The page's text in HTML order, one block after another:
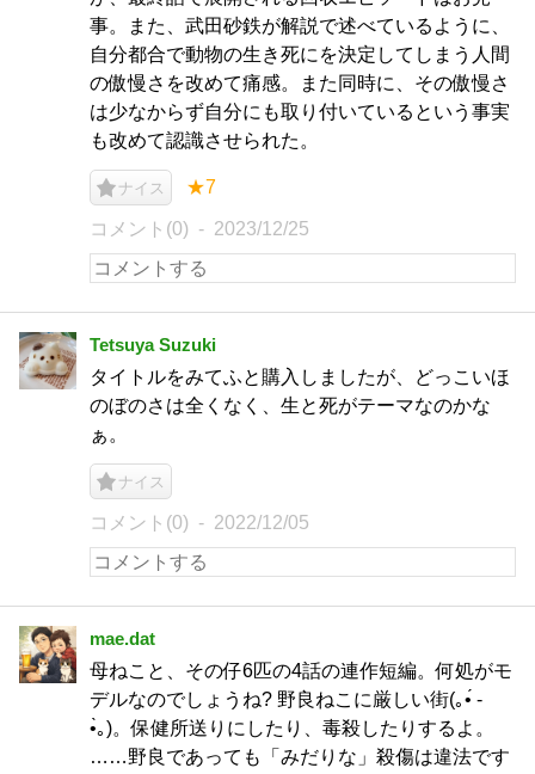
事。また、武田砂鉄が解説で述べているように、
自分都合で動物の生き死にを決定してしまう人間
の傲慢さを改めて痛感。また同時に、その傲慢さ
は少なからず自分にも取り付いているという事実
も改めて認識させられた。
ナイス ★7
コメント(0) 2023/12/25
Tetsuya Suzuki
タイトルをみてふと購入しましたが、どっこいほ
のぼのさは全くなく、生と死がテーマなのかな
ぁ。
ナイス
コメント(0) 2022/12/05
mae.dat
母ねこと、その仔6匹の4話の連作短編。何処がモ
デルなのでしょうね? 野良ねこに厳しい街(｡•́ -
•̀｡)。保健所送りにしたり、毒殺したりするよ。
……野良であっても「みだりな」殺傷は違法です